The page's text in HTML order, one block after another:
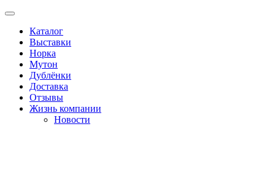
Каталог
Выставки
Норка
Мутон
Дублёнки
Доставка
Отзывы
Жизнь компании
Новости